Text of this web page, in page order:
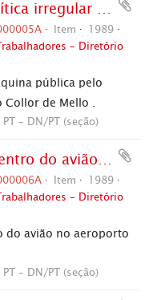
Propaganda política irregular da candidatura “Afif Presidente” (PL) nas eleições de 1989 (Palmas-TO, 1989). / Crédito: Autoria desconhecida
Item
1989
– Diretório
pública pelo
de Mello .
– DN/PT (seção)
Lula e Marisa dentro do avião no aeroporto, no contexto da campanha de 1989 (João Pessoa-PB, 1989). / Crédito: Autoria desconhecida .
Item
1989
– Diretório
do avião no aeroporto
– DN/PT (seção)